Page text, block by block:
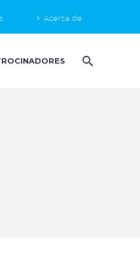
Acerca de